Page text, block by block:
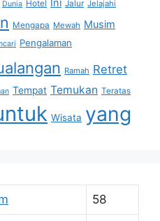
Dunia Hotel Ini Jalur Jelajahi
Mengapa Mewah Musim
Pengalaman
Ramah Retret
Tempat Temukan Teratas
Wisata yang
58